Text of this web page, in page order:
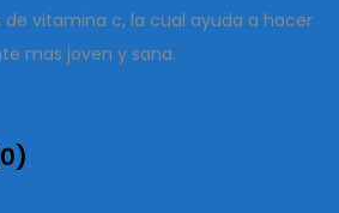
de vitamina c, la cual ayuda a hacer
mas joven y sana.